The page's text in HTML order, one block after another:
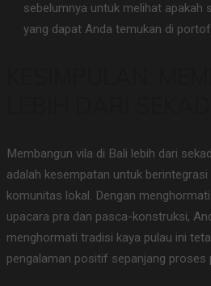
sebelumnya untuk melihat apakah
yang dapat Anda temukan di
Membangun vila di Bali lebih dari
adalah kesempatan untuk
komunitas lokal. Dengan
upacara pra dan pasca-konstruksi,
menghormati tradisi kaya pulau ini
pengalaman positif sepanjang proses